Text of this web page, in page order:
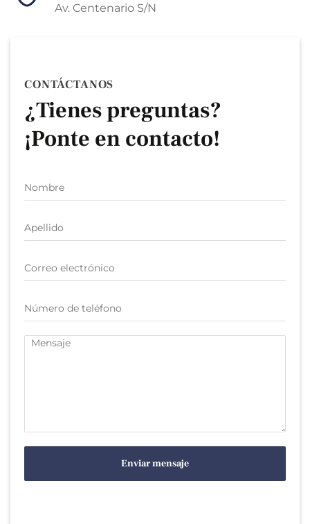
Av. Centenario S/N
CONTÁCTANOS
¿Tienes preguntas?
¡Ponte en contacto!
Enviar mensaje